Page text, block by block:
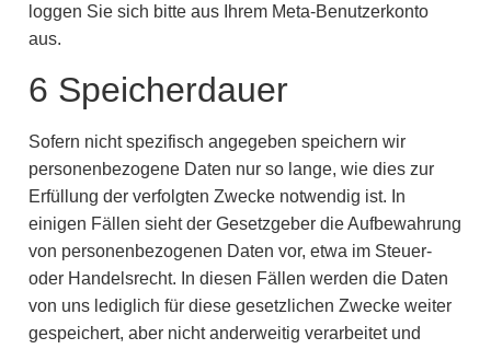
loggen Sie sich bitte aus Ihrem Meta-Benutzerkonto
aus.
6 Speicherdauer
Sofern nicht spezifisch angegeben speichern wir
personenbezogene Daten nur so lange, wie dies zur
Erfüllung der verfolgten Zwecke notwendig ist. In
einigen Fällen sieht der Gesetzgeber die Aufbewahrung
von personenbezogenen Daten vor, etwa im Steuer-
oder Handelsrecht. In diesen Fällen werden die Daten
von uns lediglich für diese gesetzlichen Zwecke weiter
gespeichert, aber nicht anderweitig verarbeitet und